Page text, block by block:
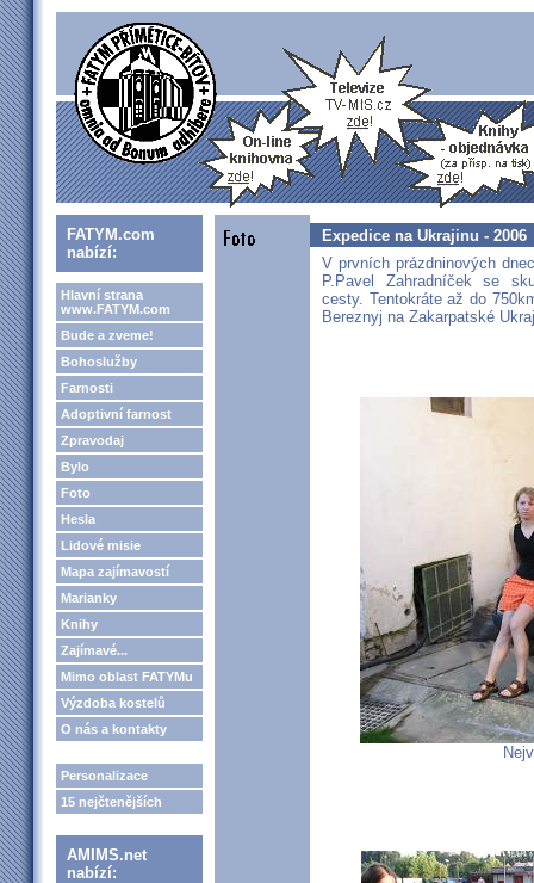
FATYM.com
nabízí:
Hlavní strana
www.FATYM.com
Bude a zveme!
Bohoslužby
Farnosti
Adoptivní farnost
Zpravodaj
Bylo
Foto
Hesla
Lidové misie
Mapa zajímavostí
Marianky
Knihy
Zajímavé...
Mimo oblast FATYMu
Výzdoba kostelů
O nás a kontakty
Personalizace
15 nejčtenějších
AMIMS.net
nabízí:
Expedice na Ukrajinu - 2006
V prvních prázdninových
P.Pavel Zahradníček se
cesty. Tentokráte až do
Bereznyj na Zakarpatské